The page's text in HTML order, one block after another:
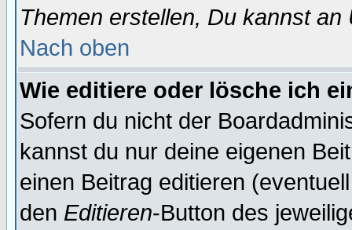
Themen erstellen, Du kannst
Nach oben
Wie editiere oder lösche ich
Sofern du nicht der
kannst du nur deine eigenen
einen Beitrag editieren
den Editieren-Button des